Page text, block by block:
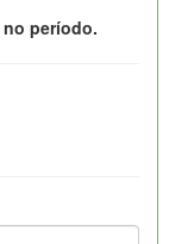
período.